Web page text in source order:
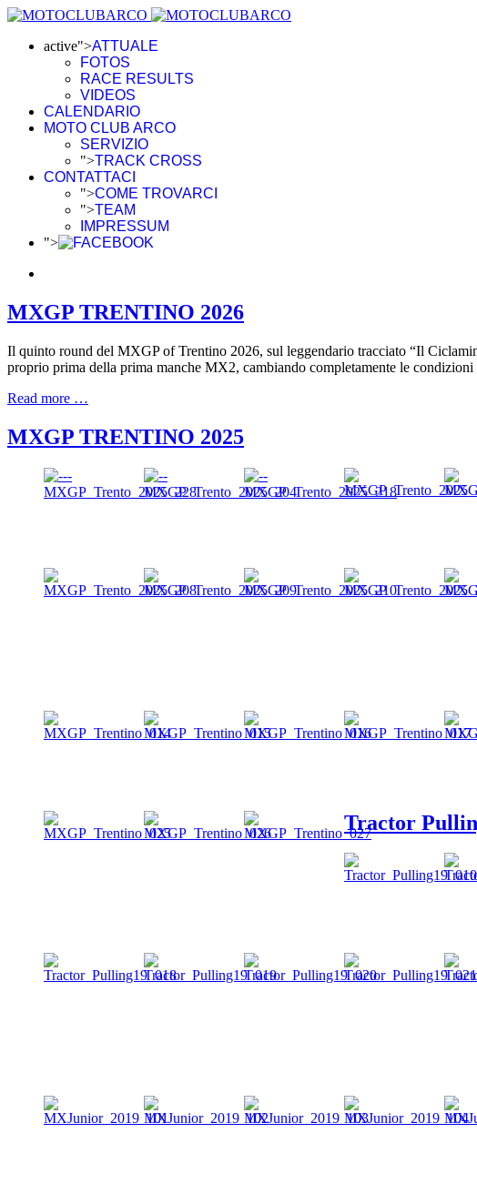
active">ATTUALE
FOTOS
RACE RESULTS
VIDEOS
CALENDARIO
MOTO CLUB ARCO
SERVIZIO
">TRACK CROSS
CONTATTACI
">COME TROVARCI
">TEAM
IMPRESSUM
">
MXGP TRENTINO 2026
Il quinto round del MXGP of Trentino 2026, sul leggendario tracciato “Il
proprio prima della prima manche MX2, cambiando completamente le
Read more …
MXGP TRENTINO 2025
Tractor